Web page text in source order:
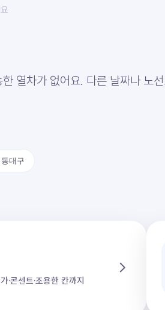
열차가 없어요. 다른 날짜나 노
동대구
·콘센트·조용한 칸까지